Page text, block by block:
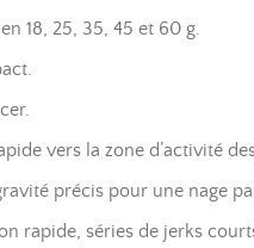
18, 25, 35, 45 et 60 g.
vers la zone d’activité
précis pour une nage
rapide, séries de jerks